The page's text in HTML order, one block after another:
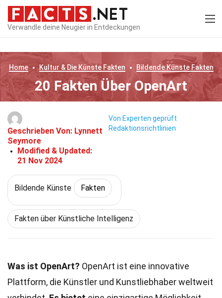
Verwandle deine Neugier in Entdeckungen
Home Kultur & Die KünsteFakten Bildende KünsteFakten
20 Fakten Über OpenArt
Geschrieben Von: Lynnett
Seymore
Modified & Updated:
21 Nov 2024
Von Experten geprüft
Redaktionsrichtlinien
Bildende Künste Fakten
Fakten über Künstliche Intelligenz
Was ist OpenArt? OpenArt ist eine innovative
Plattform, die Künstler und Kunstliebhaber weltweit